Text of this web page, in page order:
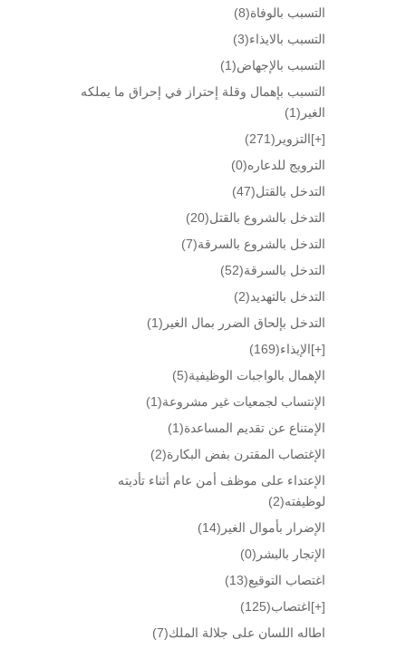
التسبب بالوفاة(8)
التسبب بالايذاء(3)
التسبب بالإجهاض(1)
التسبب بإهمال وقلة إحتراز في إحراق ما يملكه
الغير (1)
[+]التزوير (271)
الترويج للدعاره(0)
التدخل بالقتل(47)
التدخل بالشروع بالقتل(20)
التدخل بالشروع بالسرقة(7)
التدخل بالسرقة(52)
التدخل بالتهديد(2)
التدخل بإلحاق الضرر بمال الغير (1)
[+]الإيذاء(169)
الإهمال بالواجبات الوظيفية(5)
الإنتساب لجمعيات غير مشروعة(1)
الإمتناع عن تقديم المساعدة(1)
الإغتصاب المقترن بفض البكارة(2)
الإعتداء على موظف أمن عام أثناء تأديته
لوظيفته(2)
الإضرار بأموال الغير (14)
الإتجار بالبشر (0)
اغتصاب التوقيع(13)
[+]اغتصاب(125)
اطاله اللسان على جلالة الملك(7)